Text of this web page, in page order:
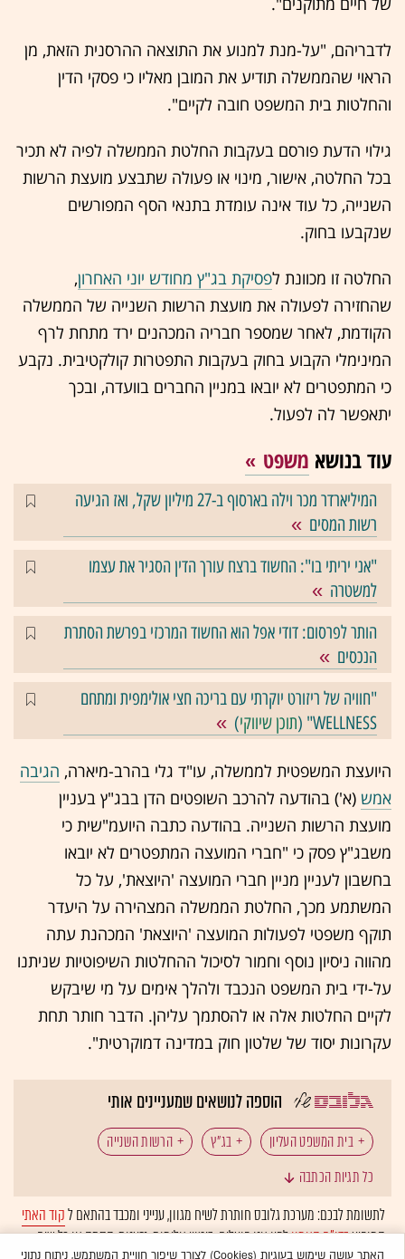
לדבריהם, "על-מנת למנוע את התוצאה ההרסנית הזאת, מן
הראוי שהממשלה תודיע את המובן מאליו כי פסקי הדין
והחלטות בית המשפט חובה לקיים".
גילוי הדעת פורסם בעקבות החלטת הממשלה לפיה לא תכיר
בכל החלטה, אישור, מינוי או פעולה שתבצע מועצת הרשות
השנייה, כל עוד אינה עומדת בתנאי הסף המפורשים
שנקבעו בחוק.
החלטה זו מכוונת לפסיקת בג"ץ מחודש יוני האחרון,
שהחזירה לפעולה את מועצת הרשות השנייה של הממשלה
הקודמת, לאחר שמספר חבריה המכהנים ירד מתחת לרף
המינימלי הקבוע בחוק בעקבות התפטרות קולקטיבית. נקבע
כי המתפטרים לא יובאו במניין החברים בוועדה, ובכך
יתאפשר לה לפעול.
עוד בנושא משפט
המיליארדר מכר וילה בארסוף ב-27 מיליון שקל, ואז הגיעה
רשות המסים
"אני יריתי בו": החשוד ברצח עורך הדין הסגיר את עצמו
למשטרה
הותר לפרסום: דודי אפל הוא החשוד המרכזי בפרשת הסתרת
הנכסים
"חוויה של ריזורט יוקרתי עם בריכה חצי אולימפית ומתחם
WELLNESS" (
תוכן שיווקי)
היועצת המשפטית לממשלה, עו"ד גלי בהרב-מיארה, הגיבה
אמש (א') בהודעה להרכב השופטים הדן בבג"ץ בעניין
מועצת הרשות השנייה. בהודעה כתבה היועמ"שית כי
משבג"ץ פסק כי "חברי המועצה המתפטרים לא יובאו
בחשבון לעניין מניין חברי המועצה 'היוצאת', על כל
המשתמע מכך, החלטת הממשלה המצהירה על היעדר
תוקף משפטי לפעולות המועצה 'היוצאת' המכהנת עתה
מהווה ניסיון נוסף וחמור לסיכול ההחלטות השיפוטיות שניתנו
על-ידי בית המשפט הנכבד ולהלך אימים על מי שיבקש
לקיים החלטות אלה או להסתמך עליהן. הדבר חותר תחת
עקרונות יסוד של שלטון חוק במדינה דמוקרטית".
הוספה לנושאים שמעניינים אותי
בית המשפט העליון בג"ץ הרשות השנייה
אשר גרוניס דורית ביניש דמוקרטיה
כל תגיות הכתבה
לתשומת לבכם: מערכת גלובס חותרת לשיח מגוון, ענייני ומכבד בהתאם לקוד האתי
המופיעבדו"ח האמוןלפיו אנו פועלים. ביטויי אלימות, גזענות, הסתה או כל שיח
האתר עושה שימוש בעוגיות (Cookies) לצורך שיפור חוויית המשתמש, ניתוח נתוני